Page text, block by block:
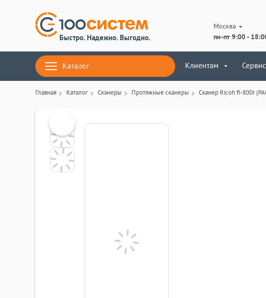
Быстро. Надежно. Выгодно.
Москва
пн-пт 9:00 -
Каталог Клиентам
Главная Каталог Сканеры Протяжные сканеры Сканер Ricoh fi-800r